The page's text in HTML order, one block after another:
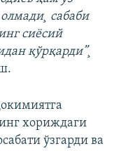
сабаби
сиëсий
қўрқарди”¸
хориждаги
ўзгарди ва